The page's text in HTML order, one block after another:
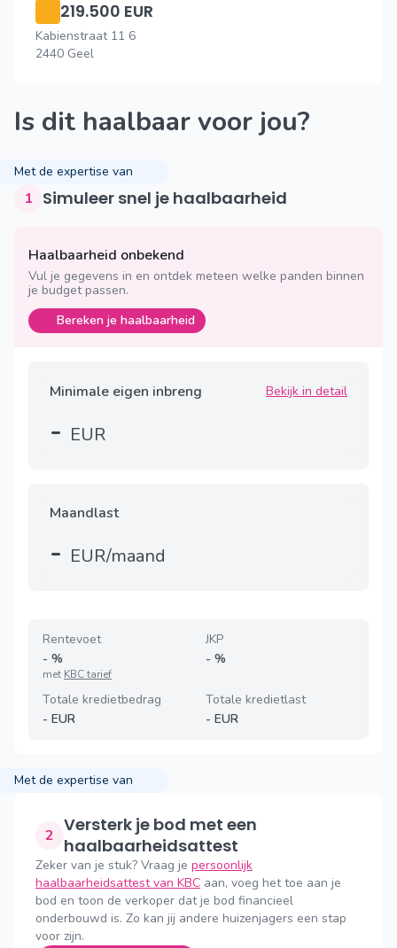
219.500 EUR
Kabienstraat 11 6
2440 Geel
Is dit haalbaar voor jou?
Met de expertise van
1 Simuleer snel je haalbaarheid
Haalbaarheid onbekend
Vul je gegevens in en ontdek meteen welke panden binnen
je budget passen.
Bereken je haalbaarheid
Minimale eigen inbreng Bekijk in detail
- EUR
Maandlast
- EUR/maand
Rentevoet
- %
met KBC tarief
JKP
- %
Totale kredietbedrag
- EUR
Totale kredietlast
- EUR
Met de expertise van
2 Versterk je bod met een
haalbaarheidsattest
Zeker van je stuk? Vraag je persoonlijk
haalbaarheidsattest van KBC aan, voeg het toe aan je
bod en toon de verkoper dat je bod financieel
onderbouwd is. Zo kan jij andere huizenjagers een stap
voor zijn.